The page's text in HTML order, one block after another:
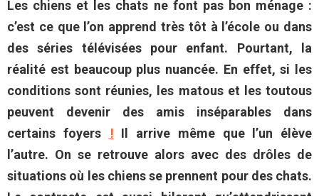
Les chiens et les chats ne font pas bon ménage :
c’est ce que l’on apprend très tôt à l’école ou dans
des séries télévisées pour enfant. Pourtant, la
réalité est beaucoup plus nuancée. En effet, si les
conditions sont réunies, les matous et les toutous
peuvent devenir des amis inséparables dans
certains foyers
! Il arrive même que l’un élève
l’autre. On se retrouve alors avec des drôles de
situations où les chiens se prennent pour des chats.